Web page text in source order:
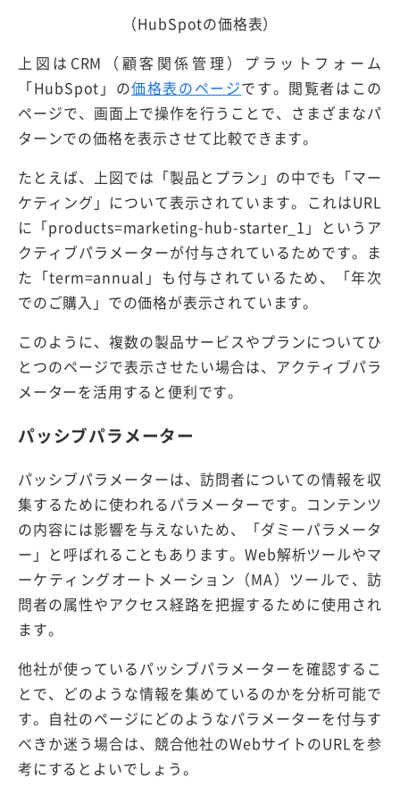
（HubSpotの価格表）
上図はCRM（顧客関係管理）プラットフォーム
「HubSpot」の価格表のページです。閲覧者はこの
ページで、画面上で操作を行うことで、さまざまなパ
ターンでの価格を表示させて比較できます。
たとえば、上図では「製品とプラン」の中でも「マー
ケティング」について表示されています。これはURL
に「products=marketing-hub-starter_1」というア
クティブパラメーターが付与されているためです。ま
た「term=annual」も付与されているため、「年次
でのご購入」での価格が表示されています。
このように、複数の製品サービスやプランについてひ
とつのページで表示させたい場合は、アクティブパラ
メーターを活用すると便利です。
パッシブパラメーター
パッシブパラメーターは、訪問者についての情報を収
集するために使われるパラメーターです。コンテンツ
の内容には影響を与えないため、「ダミーパラメータ
ー」と呼ばれることもあります。Web解析ツールやマ
ーケティングオートメーション（MA）ツールで、訪
問者の属性やアクセス経路を把握するために使用され
ます。
他社が使っているパッシブパラメーターを確認するこ
とで、どのような情報を集めているのかを分析可能で
す。自社のページにどのようなパラメーターを付与す
べきか迷う場合は、競合他社のWebサイトのURLを参
考にするとよいでしょう。